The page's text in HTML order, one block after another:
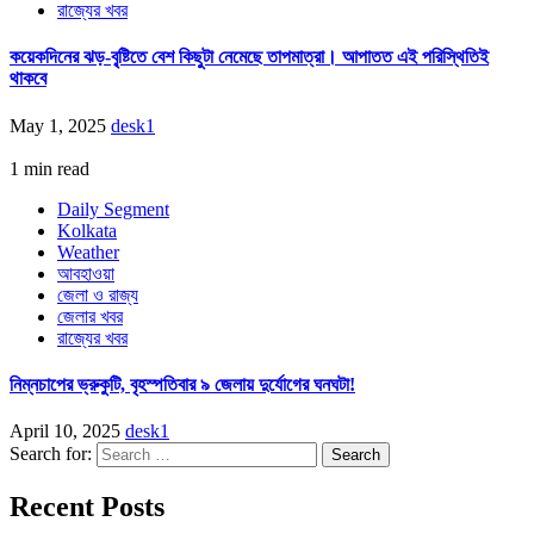
রাজ্যের খবর
কয়েকদিনের ঝড়-বৃ্ষ্টিতে বেশ কিছুটা নেমেছে তাপমাত্রা। আপাতত এই পরিস্থিতিই
থাকবে
May 1, 2025 desk1
1 min read
Daily Segment
Kolkata
Weather
আবহাওয়া
জেলা ও রাজ্য
জেলার খবর
রাজ্যের খবর
নিম্নচাপের ভ্রুকুটি, বৃহস্পতিবার ৯ জেলায় দুর্যোগের ঘনঘটা!
April 10, 2025 desk1
Search for:
Recent Posts